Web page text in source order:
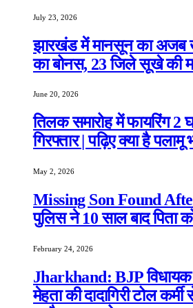
July 23, 2026
झारखंड में मानसून का अजब
का बोनस, 23 जिले सूखे की
June 20, 2026
तिलक समारोह में फायरिंग 2
गिरफ्तार | पढ़िए क्या है
May 2, 2026
Missing Son Found
पुलिस ने 10 साल बाद पिता
February 24, 2026
Jharkhand: BJP
मेहता की दादागिरी टोल